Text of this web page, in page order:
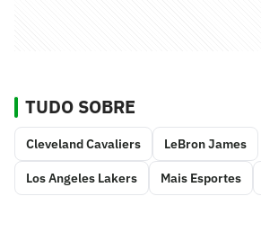
TUDO SOBRE
Cleveland Cavaliers LeBron James
Los Angeles Lakers Mais Esportes